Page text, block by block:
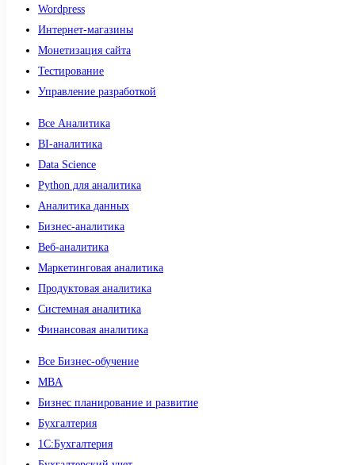
Wordpress
Интернет-магазины
Монетизация сайта
Тестирование
Управление разработкой
Все Аналитика
BI-аналитика
Data Science
Python для аналитика
Аналитика данных
Бизнес-аналитика
Веб-аналитика
Маркетинговая аналитика
Продуктовая аналитика
Системная аналитика
Финансовая аналитика
Все Бизнес-обучение
MBA
Бизнес планирование и развитие
Бухгалтерия
1C:Бухгалтерия